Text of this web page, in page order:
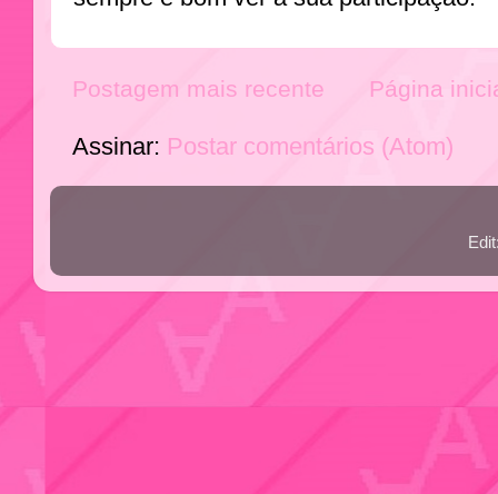
Postagem mais recente Página
Assinar: Postar comentários (Atom)